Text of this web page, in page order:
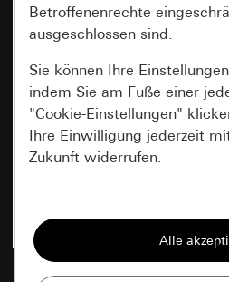
Betroffenenrechte
ausgeschlossen sind.
Sie können Ihre
indem Sie am Fuße einer
"Cookie-Einstellungen"
Ihre Einwilligung jederzeit
Zukunft widerrufen.
Alle Cookies, die wir
Seite anzeigen zu können.